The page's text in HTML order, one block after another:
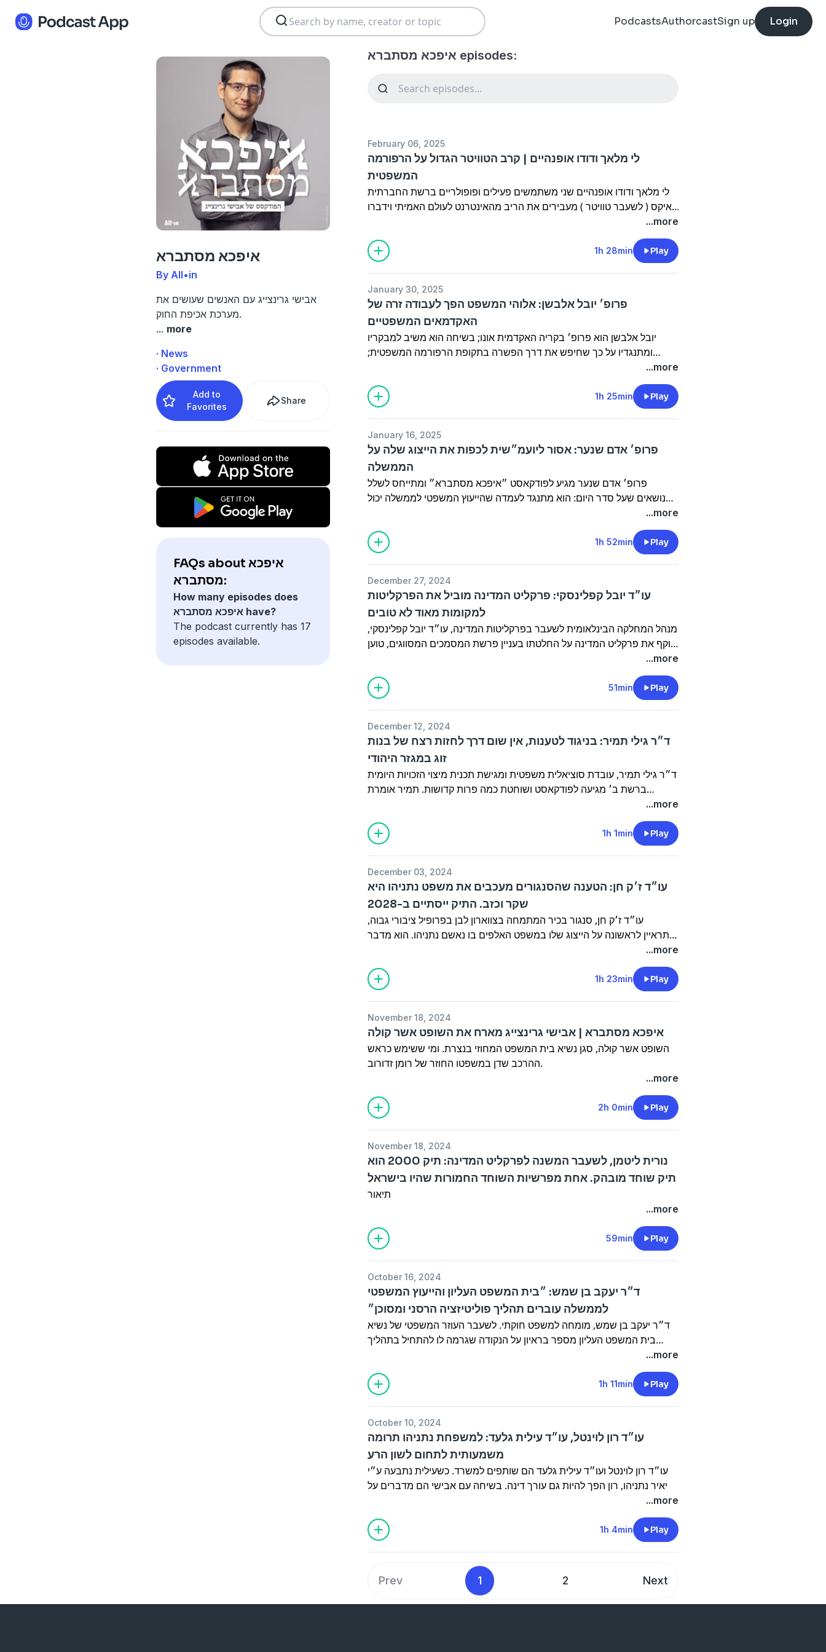
PodcastsAuthorcastSign up Login
איפכא מסתברא
By All•in
אבישי גרינצייג עם האנשים שעושים את
מערכת אכיפת החוק.
... more
· News
· Government
Add to
Favorites
Share
FAQs about איפכא
מסתברא:
How many episodes does
איפכא מסתברא have?
The podcast currently has 17
episodes available.
איפכא מסתברא episodes:
February 06, 2025
לי מלאך ודודו אופנהיים | קרב הטוויטר הגדול על הרפורמה
המשפטית
לי מלאך ודודו אופנהיים שני משתמשים פעילים ופופולריים ברשת החברתית
איקס ( לשעבר טוויטר ) מעבירים את הריב מהאינטרנט לעולם האמיתי וידברו
על איך הם רואים את הרפורמה המשפטית כאזרחים משני צידי המתרס...more
1h 28min Play
January 30, 2025
פרופ׳ יובל אלבשן: אלוהי המשפט הפך לעבודה זרה של
האקדמאים המשפטיים
יובל אלבשן הוא פרופ׳ בקריה האקדמית אונו; בשיחה הוא משיב למבקריו
ומתנגדיו על כך שחיפש את דרך הפשרה בתקופת הרפורמה המשפטית;
מספר על קשרי אהרן ברק ובנימין נתניהו; וגם על סיכול מינויו למנכ״ל הביטוח
...more
1h 25min Play
January 16, 2025
פרופ׳ אדם שנער: אסור ליועמ״שית לכפות את הייצוג שלה על
הממשלה
פרופ׳ אדם שנער מגיע לפודקאסט ״איפכא מסתברא״ ומתייחס לשלל
נושאים שעל סדר היום: הוא מתנגד לעמדה שהייעוץ המשפטי לממשלה יכול
לכפות את ייצוגו על הממשלה, הוא מותח ביקורת על עמדת היועמ״שית בעניין
מינוי נציב שירות המדינה, מבקר את הפאסיביות המשפטית בעניין שדה תימן,
וגם מתייחס בהרחבה למתווה סער-לוין לשינוי הרכב הוועדה לבחירת שופטים
...more
1h 52min Play
December 27, 2024
עו״ד יובל קפלינסקי: פרקליט המדינה מוביל את הפרקליטות
למקומות מאוד לא טובים
מנהל המחלקה הבינלאומית לשעבר בפרקליטות המדינה, עו״ד יובל קפלינסקי,
תוקף את פרקליט המדינה על החלטתו בעניין פרשת המסמכים המסווגים, טוען
שהוא קיבל החלטה שגויה ממניעים לא נקיים בפרשת נורי התאורה, וגם חושף
את מדיניות מינוי המקורבים לתפקידים הבכירים ביותר, גם אם הם לא
מתאימים לתפקיד
...more
51min Play
December 12, 2024
ד״ר גילי תמיר: בניגוד לטענות, אין שום דרך לחזות רצח של בנות
זוג במגזר היהודי
ד״ר גילי תמיר, עובדת סוציאלית משפטית ומגישת תכנית מיצוי הזכויות היומית
ברשת ב׳ מגיעה לפודקאסט ושוחטת כמה פרות קדושות. תמיר אומרת
שבניגוד לתפיסה של ארגוני הנשים על עבירות רצח במשפחה, בחברה
היהודית כמעט בלתי אפשרי לחזות רצח של בנות זוג; מסרבת להתנצל על
שיתוף פעולה עם ארגון להב״ה של גופשטיין בשחרור צעירות בסיכון ממעצר;
מתגאה בהקמת בית אבות לעבריינים קשישים; ומסבירה מדוע כונתה ״נסיכת
...more
1h 1min Play
December 03, 2024
עו״ד ז׳ק חן: הטענה שהסנגורים מעכבים את משפט נתניהו היא
שקר וכזב. התיק ייסתיים ב-2028
עו״ד ז׳ק חן, סנגור בכיר המתמחה בצווארון לבן בפרופיל ציבורי גבוה,
מתראיין לראשונה על הייצוג שלו במשפט האלפים בו נאשם נתניהו. הוא מדבר
על הימשכות ההליכים, על ראיית מנהרה, על העוול שנעשה לדבריו לאלי
פלדשטיין ולעצורים בפרשת נורי התאורה, על פרשת ״זיוף הפרוטוקולים״, וגם
כיועץ משפטי במילואים הוא לא נשאר חייב להכפשת מדינת ישראל על ידי בוגי
יעלון
...more
1h 23min Play
November 18, 2024
איפכא מסתברא | אבישי גרינצייג מארח את השופט אשר קולה
השופט אשר קוּלה, סגן נשיא בית המשפט המחוזי בנצרת. ומי ששימש כראש
ההרכב שדן במשפטו החוזר של רומן זדורוב.
...more
2h 0min Play
November 18, 2024
נורית ליטמן, לשעבר המשנה לפרקליט המדינה: תיק 2000 הוא
תיק שוחד מובהק. אחת מפרשיות השוחד החמורות שהיו בישראל
תיאור
...more
59min Play
October 16, 2024
ד״ר יעקב בן שמש: ״בית המשפט העליון והייעוץ המשפטי
לממשלה עוברים תהליך פוליטיזציה הרסני ומסוכן״
ד״ר יעקב בן שמש, מומחה למשפט חוקתי. לשעבר העוזר המשפטי של נשיא
בית המשפט העליון מספר בראיון על הנקודה שגרמה לו להתחיל בתהליך
התפכחות ולהבין שבית המשפט העליון והייעוץ המשפטי לממשלה עוברים...more
1h 11min Play
October 10, 2024
עו״ד רון לוינטל, עו״ד עילית גלעד: למשפחת נתניהו תרומה
משמעותית לתחום לשון הרע
עו״ד רון לוינטל ועו״ד עילית גלעד הם שותפים למשרד. כשעילית נתבעה ע״י
יאיר נתניהו, רון הפך להיות גם עורך דינה. בשיחה עם אבישי הם מדברים על
התביעה ועל תרומתה של משפחת נתניהו לענף, הסחבת בבתי המשפט
וההימנעות של שופטים מהכרעות ״הלכתם לקורס, השקעתם, למה לא
להחליט?״ והרפורמה המשפטית: ״למה לא להתחיל בבית משפט השלום?״.
...more
1h 4min Play
Prev 1 2 Next